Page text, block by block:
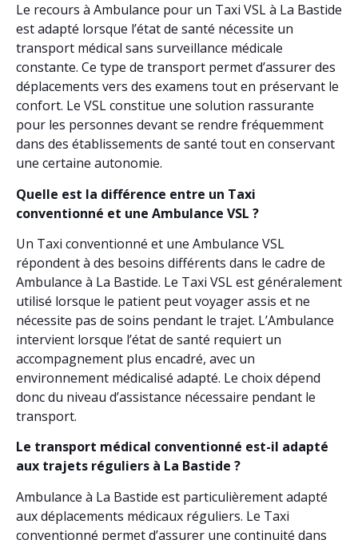
Le recours à Ambulance pour un Taxi VSL à La Bastide
est adapté lorsque l’état de santé nécessite un
transport médical sans surveillance médicale
constante. Ce type de transport permet d’assurer des
déplacements vers des examens tout en préservant le
confort. Le VSL constitue une solution rassurante
pour les personnes devant se rendre fréquemment
dans des établissements de santé tout en conservant
une certaine autonomie.
Quelle est la différence entre un Taxi
conventionné et une Ambulance VSL ?
Un Taxi conventionné et une Ambulance VSL
répondent à des besoins différents dans le cadre de
Ambulance à La Bastide. Le Taxi VSL est généralement
utilisé lorsque le patient peut voyager assis et ne
nécessite pas de soins pendant le trajet. L’Ambulance
intervient lorsque l’état de santé requiert un
accompagnement plus encadré, avec un
environnement médicalisé adapté. Le choix dépend
donc du niveau d’assistance nécessaire pendant le
transport.
Le transport médical conventionné est-il adapté
aux trajets réguliers à La Bastide ?
Ambulance à La Bastide est particulièrement adapté
aux déplacements médicaux réguliers. Le Taxi
conventionné permet d’assurer une continuité dans